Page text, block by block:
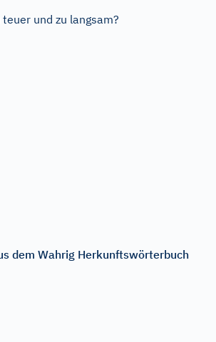
und zu langsam?
dem Wahrig Herkunftswörterbuch